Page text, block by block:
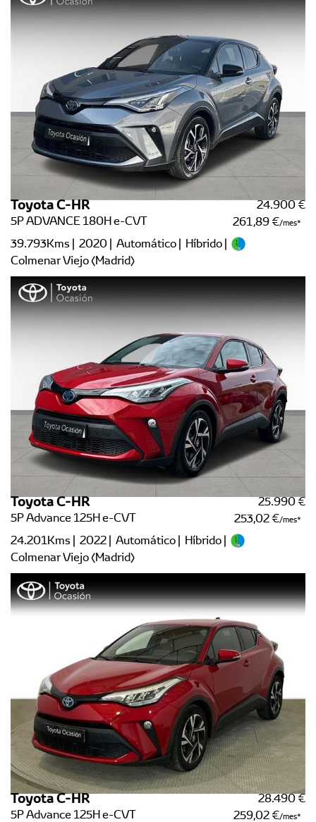
Toyota C-HR
5P ADVANCE 180H e-CVT
24.900 €
261,89 €/mes
39.793Kms | 2020 | Automático | Híbrido |
Colmenar Viejo (Madrid)
Toyota C-HR
5P Advance 125H e-CVT
25.990 €
253,02 €/mes
24.201Kms | 2022 | Automático | Híbrido |
Colmenar Viejo (Madrid)
Toyota C-HR
5P Advance 125H e-CVT
28.490 €
259,02 €/mes